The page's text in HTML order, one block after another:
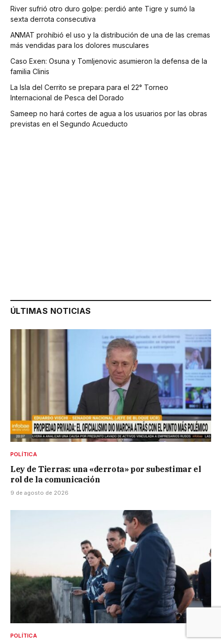
River sufrió otro duro golpe: perdió ante Tigre y sumó la
sexta derrota consecutiva
ANMAT prohibió el uso y la distribución de una de las cremas
más vendidas para los dolores musculares
Caso Exen: Osuna y Tomljenovic asumieron la defensa de la
familia Clinis
La Isla del Cerrito se prepara para el 22° Torneo
Internacional de Pesca del Dorado
Sameep no hará cortes de agua a los usuarios por las obras
previstas en el Segundo Acueducto
ÚLTIMAS NOTICIAS
POLÍTICA
Ley de Tierras: una «derrota» por subestimar el
rol de la comunicación
9 de agosto de 2026
POLÍTICA